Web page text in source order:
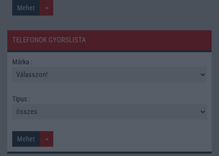
TELEFONOK GYORSLISTA
Márka :
Tipus :